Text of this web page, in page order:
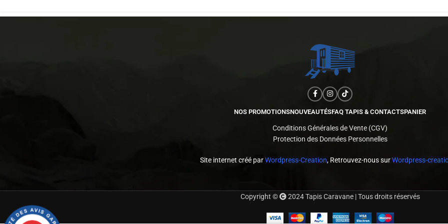
NOS PROMOTIONSNOUVEAUTÉSFAQ TAPIS & CONTACTSPANIER
Conditions Générales de Vente (CGV)
Protection des Données Personnelles
Site internet créé parWordpress-Creation, Retrouvez-nous surWordpress-
Copyright © 2024 Tapis Caravane | Tous droits réservés